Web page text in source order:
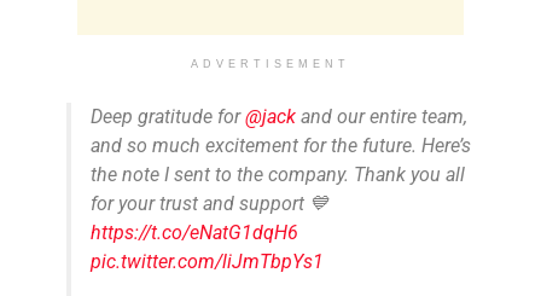
ADVERTISEMENT
Deep gratitude for@jack and our entire team,
and so much excitement for the future. Here’s
the note I sent to the company. Thank you all
for your trust and support 💙
https://t.co/eNatG1dqH6
pic.twitter.com/liJmTbpYs1